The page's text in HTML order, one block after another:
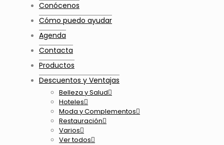
Conócenos
Cómo puedo ayudar
Agenda
Contacta
Productos
Descuentos y Ventajas
Belleza y Salud
Hoteles
Moda y Complementos
Restauración
Varios
Ver todos